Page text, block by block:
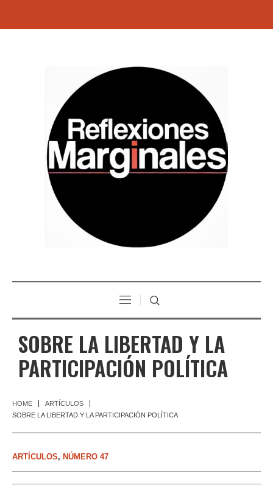
SOBRE LA LIBERTAD Y LA
PARTICIPACIÓN POLÍTICA
HOME
ARTÍCULOS
SOBRE LA LIBERTAD Y LA PARTICIPACIÓN POLÍTICA
ARTÍCULOS, NÚMERO 47